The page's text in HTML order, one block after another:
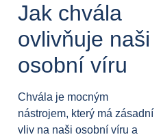
Jak chvála
ovlivňuje naši
osobní víru
Chvála je mocným
nástrojem, který má zásadní
vliv na naši osobní víru a